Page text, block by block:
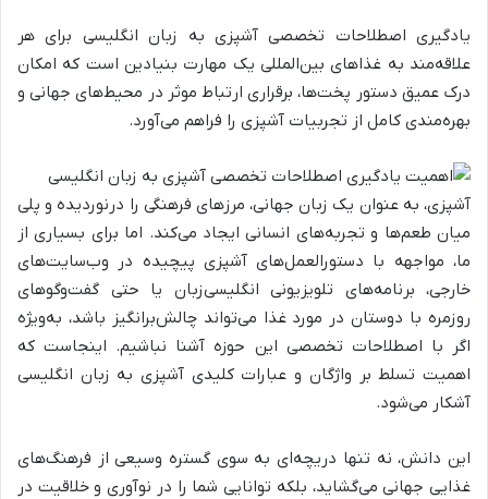
یادگیری اصطلاحات تخصصی آشپزی به زبان انگلیسی برای هر
علاقه‌مند به غذاهای بین‌المللی یک مهارت بنیادین است که امکان
درک عمیق دستور پخت‌ها، برقراری ارتباط موثر در محیط‌های جهانی و
بهره‌مندی کامل از تجربیات آشپزی را فراهم می‌آورد.
آشپزی، به عنوان یک زبان جهانی، مرزهای فرهنگی را درنوردیده و پلی
میان طعم‌ها و تجربه‌های انسانی ایجاد می‌کند. اما برای بسیاری از
ما، مواجهه با دستورالعمل‌های آشپزی پیچیده در وب‌سایت‌های
خارجی، برنامه‌های تلویزیونی انگلیسی‌زبان یا حتی گفت‌وگوهای
روزمره با دوستان در مورد غذا می‌تواند چالش‌برانگیز باشد، به‌ویژه
اگر با اصطلاحات تخصصی این حوزه آشنا نباشیم. اینجاست که
اهمیت تسلط بر واژگان و عبارات کلیدی آشپزی به زبان انگلیسی
آشکار می‌شود.
این دانش، نه تنها دریچه‌ای به سوی گستره وسیعی از فرهنگ‌های
غذایی جهانی می‌گشاید، بلکه توانایی شما را در نوآوری و خلاقیت در